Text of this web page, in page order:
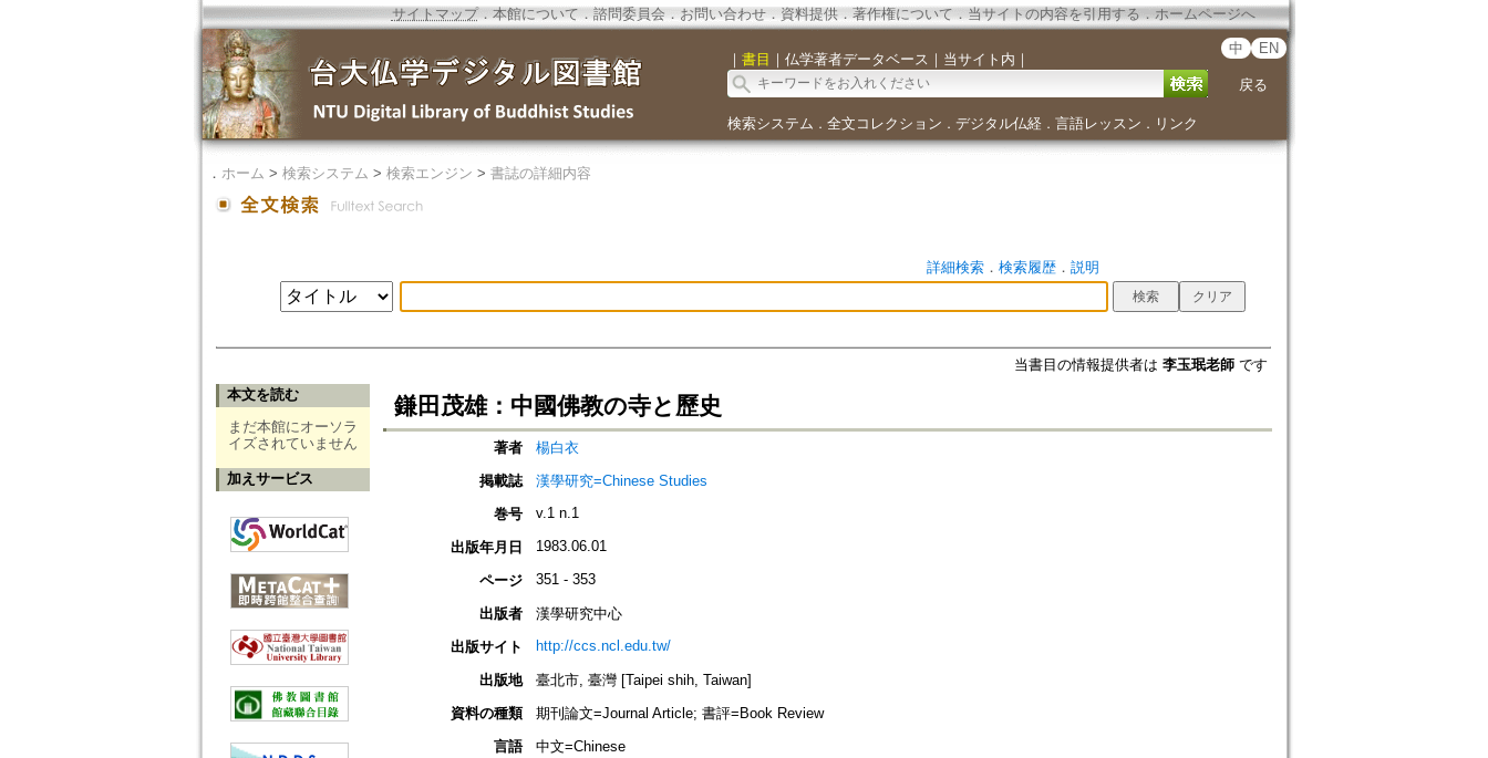
サイトマップ．本館について ． 諮問委員会． お問い合わせ． 資料提供． 著作権について．当サイトの内容を引用する ． ホームページへ
｜ 書目 ｜ 仏学著者データベース ｜ 当サイト内 ｜
中 EN
戻る
検索システム ． 全文コレクション ． デジタル仏経． 言語レッスン ． リンク
． ホーム > 検索システム > 検索エンジン > 書誌の詳細内容
詳細検索． 検索履歴． 説明
当書目の情報提供者は 李玉珉老師です
本文を読む
まだ本館にオーソラ
イズされていません
加えサービス
鎌田茂雄：中國佛教の寺と歷史
著者
楊白衣
掲載誌
漢學研究=Chinese Studies
巻号
v.1 n.1
出版年月日 1983.06.01
ページ 351 - 353
出版者
漢學研究中心
出版サイト
http://ccs.ncl.edu.tw/
出版地
臺北市, 臺灣 [Taipei shih, Taiwan]
資料の種類
期刊論文=Journal Article; 書評=Book Review
言語
中文=Chinese